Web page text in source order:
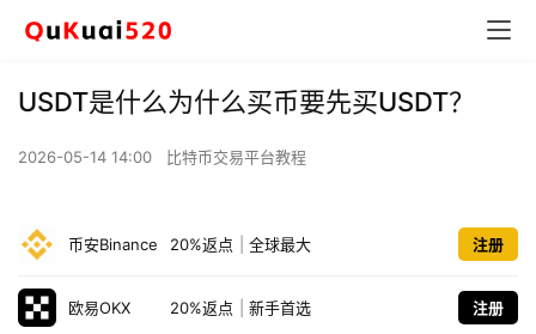
USDT是什么为什么买币要先买USDT？
2026-05-14 14:00 比特币交易平台教程
币安Binance 20%返点 全球最大 注册
欧易OKX 20%返点 新手首选 注册